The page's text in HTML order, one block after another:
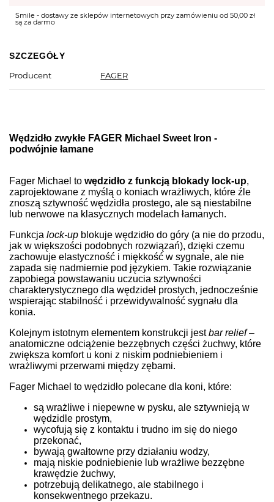
Smile - dostawy ze sklepów internetowych przy zamówieniu od 50,00 zł
są za darmo
SZCZEGÓŁY
Producent
FAGER
Wędzidło zwykłe FAGER Michael Sweet Iron -
podwójnie łamane
Fager Michael to wędzidło z funkcją blokady lock-up,
zaprojektowane z myślą o koniach wrażliwych, które źle
znoszą sztywność wędzidła prostego, ale są niestabilne
lub nerwowe na klasycznych modelach łamanych.
Funkcja lock-up blokuje wędzidło do góry (a nie do przodu,
jak w większości podobnych rozwiązań), dzięki czemu
zachowuje elastyczność i miękkość w sygnale, ale nie
zapada się nadmiernie pod językiem. Takie rozwiązanie
zapobiega powstawaniu uczucia sztywności
charakterystycznego dla wędzideł prostych, jednocześnie
wspierając stabilność i przewidywalność sygnału dla
konia.
Kolejnym istotnym elementem konstrukcji jestbar relief–
anatomiczne odciążenie bezzębnych części żuchwy, które
zwiększa komfort u koni z niskim podniebieniem i
wrażliwymi przerwami między zębami.
Fager Michael to wędzidło polecane dla koni, które:
są wrażliwe i niepewne w pysku, ale sztywnieją w
wędzidle prostym,
wycofują się z kontaktu i trudno im się do niego
przekonać,
bywają gwałtowne przy działaniu wodzy,
mają niskie podniebienie lub wrażliwe bezzębne
krawędzie żuchwy,
potrzebują delikatnego, ale stabilnego i
konsekwentnego przekazu.